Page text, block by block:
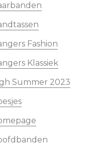
Oorbellen
mooi verpakt
Fashion
Klassiek
Summer 2023